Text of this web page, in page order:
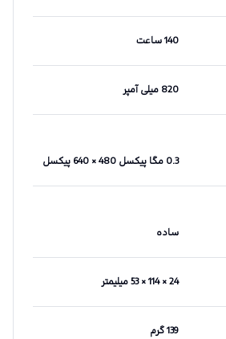
140 ساعت
820 میلی آمپر
0.3 مگا پیکسل 480 × 640 پیکسل
ساده
24 × 114 × 53 میلیمتر
139 گرم